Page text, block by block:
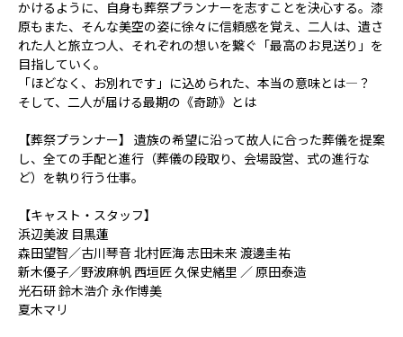
かけるように、自身も葬祭プランナーを志すことを決心する。漆
原もまた、そんな美空の姿に徐々に信頼感を覚え、二人は、遺さ
れた人と旅立つ人、それぞれの想いを繋ぐ「最高のお見送り」を
目指していく。
「ほどなく、お別れです」に込められた、本当の意味とは―？
そして、二人が届ける最期の《奇跡》とは――
【葬祭プランナー】 遺族の希望に沿って故人に合った葬儀を提案
し、全ての手配と進行（葬儀の段取り、会場設営、式の進行な
ど）を執り行う仕事。
【キャスト・スタッフ】
浜辺美波 目黒蓮
森田望智／古川琴音 北村匠海 志田未来 渡邊圭祐
新木優子／野波麻帆 西垣匠 久保史緒里 ／ 原田泰造
光石研 鈴木浩介 永作博美
夏木マリ